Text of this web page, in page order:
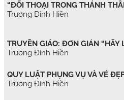
“ĐỐI THOẠI TRONG THÁNH
Trương Đình Hiền
TRUYỀN GIÁO: ĐƠN GIẢN “HÃY
Trương Đình Hiền
QUY LUẬT PHỤNG VỤ VÀ VẺ
Trương Đình Hiền